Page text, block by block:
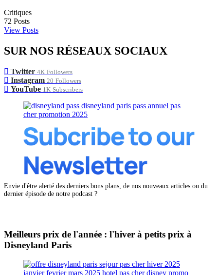
Critiques
72 Posts
View Posts
SUR NOS RÉSEAUX SOCIAUX
Twitter 4K Followers
Instagram 20 Followers
YouTube 1K Subscribers
Envie d'être alerté des derniers bons plans, de nos nouveaux articles ou du
dernier épisode de notre podcast ?
Meilleurs prix de l'année : l'hiver à petits prix à
Disneyland Paris